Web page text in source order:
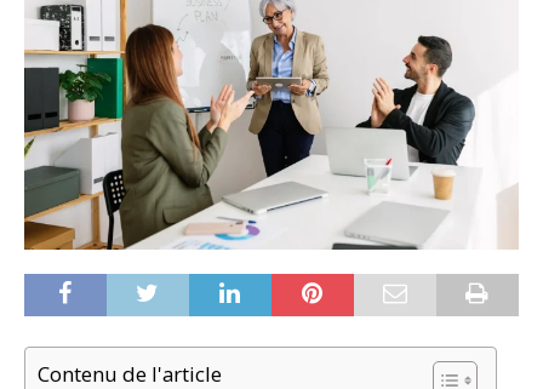
Contenu de l'article